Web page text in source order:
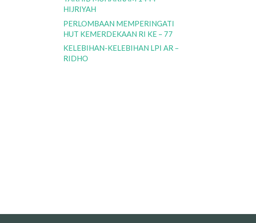
HIJRIYAH
PERLOMBAAN MEMPERINGATI
HUT KEMERDEKAAN RI KE – 77
KELEBIHAN-KELEBIHAN LPI AR –
RIDHO